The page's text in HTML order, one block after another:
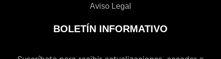
Aviso Legal
BOLETÍN INFORMATIVO